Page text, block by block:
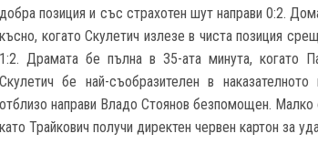
добра позиция и със страхотен шут направи 0:2.
късно, когато Скулетич излезе в чиста позиция
1:2. Драмата бе пълна в 35-ата минута, когато
Скулетич бе най-съобразителен в
отблизо направи Владо Стоянов безпомощен.
като Трайкович получи директен червен картон за